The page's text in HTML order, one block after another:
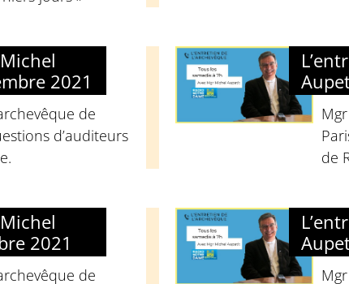
2021
de
d’auditeurs
de
2021
de